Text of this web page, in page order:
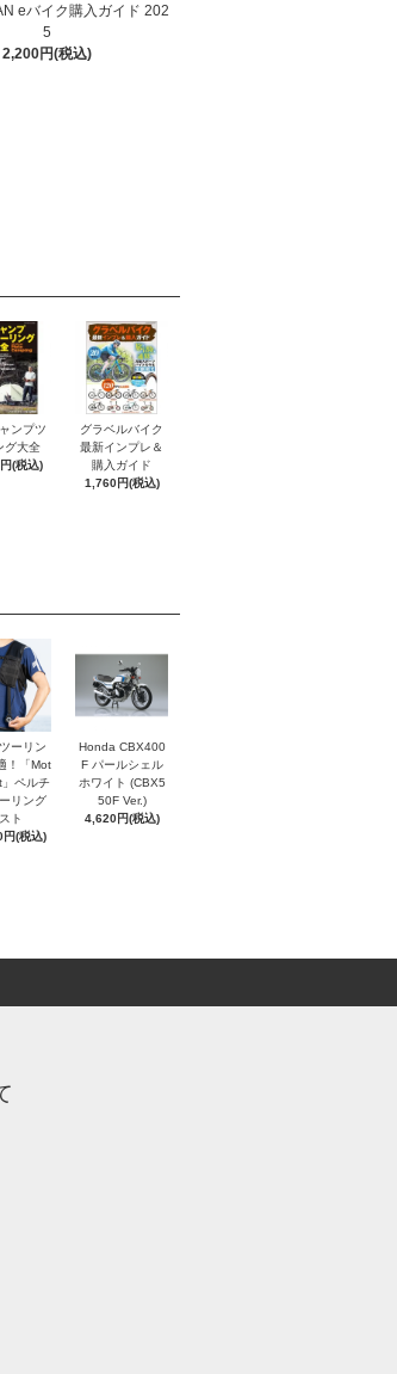
eバイク購入ガイド 202
5
2,200円(税込)
ンプツ
グ大全
(税込)
グラベルバイク
最新インプレ＆
購入ガイド
1,760円(税込)
ーリン
！「Mot
ペルチ
リング
ト
(税込)
Honda CBX400
F パールシェル
ホワイト (CBX5
50F Ver.)
4,620円(税込)